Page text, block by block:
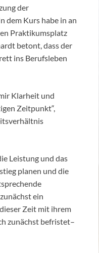
der
dem Kurs habe in an
Praktikumsplatz
betont, dass der
ins Berufsleben
Klarheit und
Zeitpunkt“,
Leistung und das
planen und die
ein
Zeit mit ihrem
zunächst befristet–